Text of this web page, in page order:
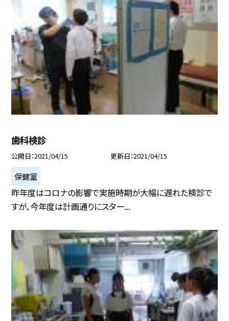
歯科検診
公開日 2021/04/15 更新日 2021/04/15
保健室
昨年度はコロナの影響で実施時期が大幅に遅れた検診で
すが、今年度は計画通りにスター...